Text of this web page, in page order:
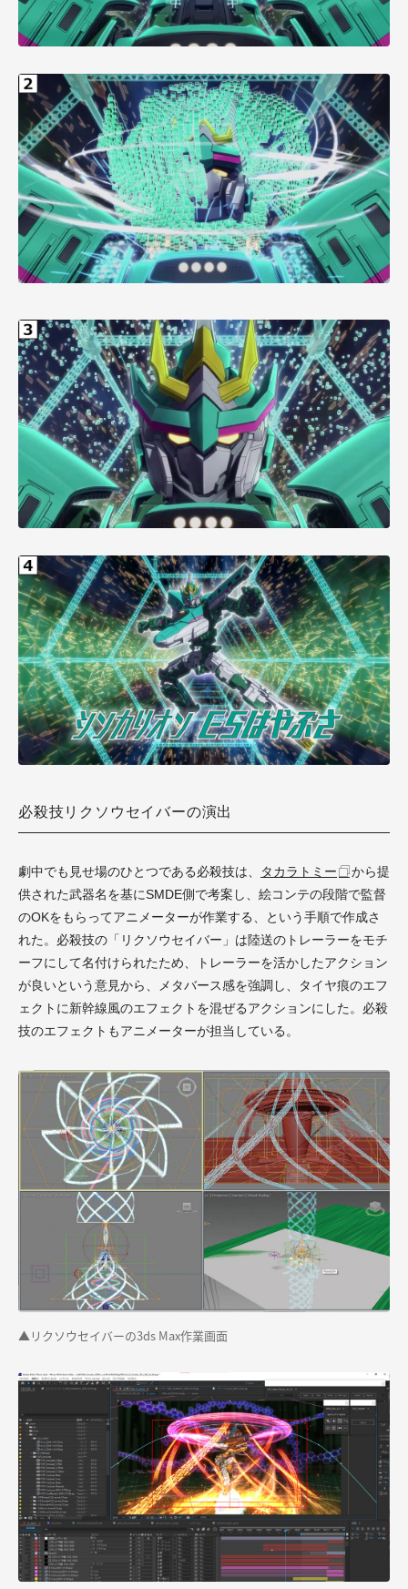
必殺技リクソウセイバーの演出
劇中でも見せ場のひとつである必殺技は、 タカラトミー
から提
供された武器名を基にSMDE側で考案し、絵コンテの段階で監督
のOKをもらってアニメーターが作業する、という手順で作成さ
れた。必殺技の「リクソウセイバー」は陸送のトレーラーをモチ
ーフにして名付けられたため、トレーラーを活かしたアクション
が良いという意見から、メタバース感を強調し、タイヤ痕のエフ
ェクトに新幹線風のエフェクトを混ぜるアクションにした。必殺
技のエフェクトもアニメーターが担当している。
▲リクソウセイバーの3ds Max作業画面